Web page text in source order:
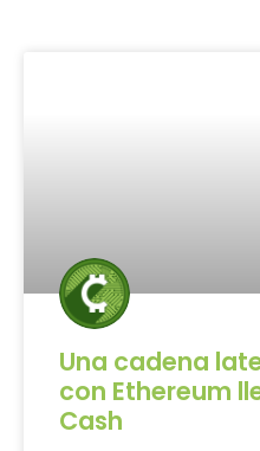
Una cadena
con Ethereum
Cash